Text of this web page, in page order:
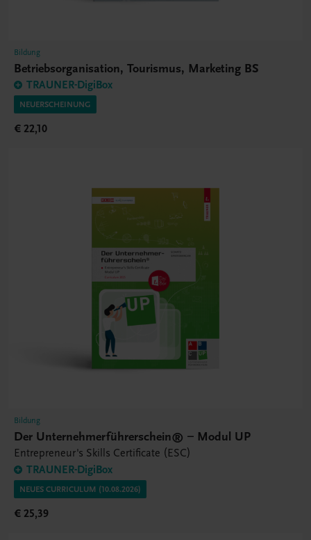
Bildung
Betriebsorganisation, Tourismus, Marketing BS
TRAUNER-DigiBox
NEUERSCHEINUNG
€ 22,10
Bildung
Der Unternehmerführerschein® – Modul UP
Entrepreneur's Skills Certificate (ESC)
TRAUNER-DigiBox
NEUES CURRICULUM (10.08.2026)
€ 25,39